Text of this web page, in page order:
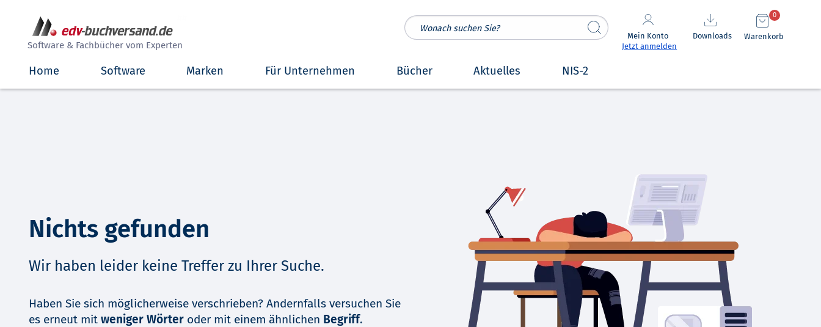
Software & Fachbücher vom Experten
Mein Konto
Jetzt anmelden
Downloads Warenkorb
0
Home Software Marken Für Unternehmen Bücher Aktuelles NIS-2
Nichts gefunden
Wir haben leider keine Treffer zu Ihrer Suche.
Haben Sie sich möglicherweise verschrieben? Andernfalls versuchen Sie
es erneut mit weniger Wörter oder mit einem ähnlichen Begriff.